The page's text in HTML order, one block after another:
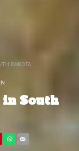
DAKOTA
South